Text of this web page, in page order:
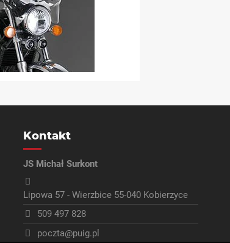
Kontakt
JS Michał Surkont
Lipowa 57 - Wierzbice 55-040 Kobierzyce
509 497 828
poczta@puig.pl